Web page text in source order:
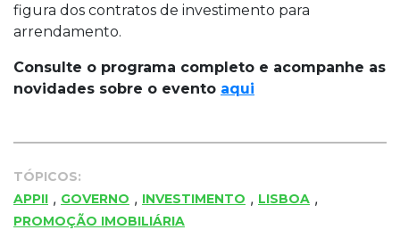
figura dos contratos de investimento para
arrendamento.
Consulte o programa completo e acompanhe as
novidades sobre o evento aqui
TÓPICOS:
APPII , GOVERNO , INVESTIMENTO , LISBOA ,
PROMOÇÃO IMOBILIÁRIA